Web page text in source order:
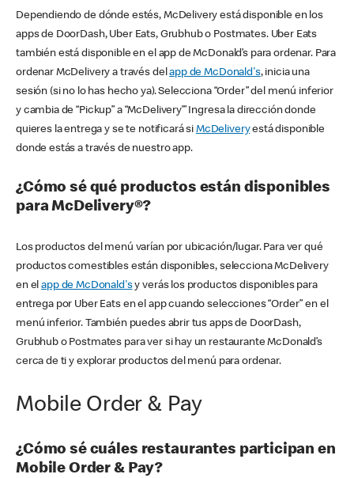
Dependiendo de dónde estés, McDelivery está disponible en los
apps de DoorDash, Uber Eats, Grubhub o Postmates. Uber Eats
también está disponible en el app de McDonald’s para ordenar. Para
ordenar McDelivery a través delapp de McDonald's, inicia una
sesión (si no lo has hecho ya). Selecciona “Order” del menú inferior
y cambia de “Pickup” a “McDelivery’” Ingresa la dirección donde
quieres la entrega y se te notificará si McDeliveryestá disponible
donde estás a través de nuestro app.
¿Cómo sé qué productos están disponibles
para McDelivery®?
Los productos del menú varían por ubicación/lugar. Para ver qué
productos comestibles están disponibles, selecciona McDelivery
en elapp de McDonald'sy verás los productos disponibles para
entrega por Uber Eats en el app cuando selecciones “Order” en el
menú inferior. También puedes abrir tus apps de DoorDash,
Grubhub o Postmates para ver si hay un restaurante McDonald’s
cerca de ti y explorar productos del menú para ordenar.
Mobile Order & Pay
¿Cómo sé cuáles restaurantes participan en
Mobile Order & Pay?